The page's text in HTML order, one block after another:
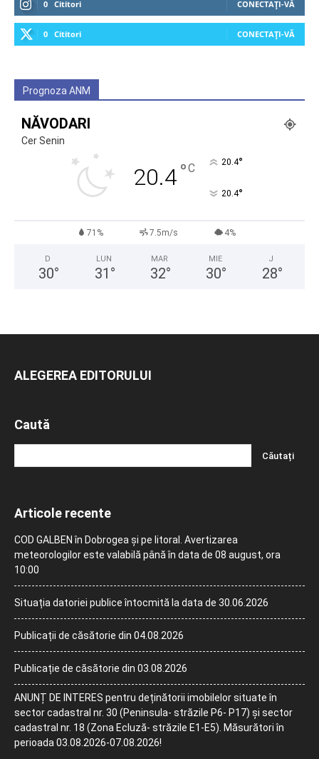
0 Cititori CONECTAȚI-VĂ
0 Cititori CONECTAȚI-VĂ
Prognoza ANM
NĂVODARI
Cer Senin
20.4°C 20.4°
20.4°
71% 7.5m/s 4%
D
30°
LUN
31 °
MAR
32°
MIE
30°
J
28°
ALEGEREA EDITORULUI
Caută
Articole recente
COD GALBEN în Dobrogea și pe litoral. Avertizarea
meteorologilor este valabilă până în data de 08 august, ora
10:00
Situația datoriei publice întocmită la data de 30.06.2026
Publicații de căsătorie din 04.08.2026
Publicație de căsătorie din 03.08.2026
ANUNȚ DE INTERES pentru deținătorii imobilelor situate în
sector cadastral nr. 30 (Peninsula- străzile P6- P17) și sector
cadastral nr. 18 (Zona Ecluză- străzile E1-E5). Măsurători în
perioada 03.08.2026-07.08.2026!